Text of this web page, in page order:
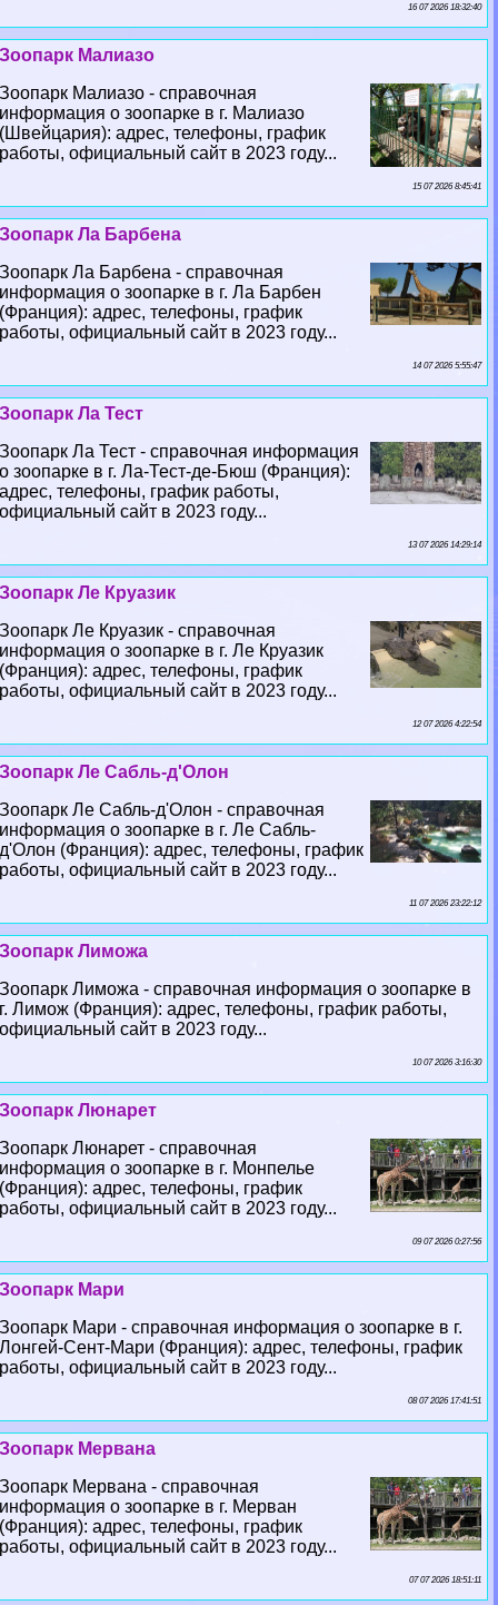
16 07 2026 18:32:40
Зоопарк Малиазо
Зоопарк Малиазо - справочная
информация о зоопарке в г. Малиазо
(Швейцария): адрес, телефоны, график
работы, официальный сайт в 2023 году...
15 07 2026 8:45:41
Зоопарк Ла Барбена
Зоопарк Ла Барбена - справочная
информация о зоопарке в г. Ла Барбен
(Франция): адрес, телефоны, график
работы, официальный сайт в 2023 году...
14 07 2026 5:55:47
Зоопарк Ла Тест
Зоопарк Ла Тест - справочная информация
о зоопарке в г. Ла-Тест-де-Бюш (Франция):
адрес, телефоны, график работы,
официальный сайт в 2023 году...
13 07 2026 14:29:14
Зоопарк Ле Круазик
Зоопарк Ле Круазик - справочная
информация о зоопарке в г. Ле Круазик
(Франция): адрес, телефоны, график
работы, официальный сайт в 2023 году...
12 07 2026 4:22:54
Зоопарк Ле Сабль-д'Олон
Зоопарк Ле Сабль-д'Олон - справочная
информация о зоопарке в г. Ле Сабль-
д'Олон (Франция): адрес, телефоны, график
работы, официальный сайт в 2023 году...
11 07 2026 23:22:12
Зоопарк Лиможа
Зоопарк Лиможа - справочная информация о зоопарке в
г. Лимож (Франция): адрес, телефоны, график работы,
официальный сайт в 2023 году...
10 07 2026 3:16:30
Зоопарк Люнарет
Зоопарк Люнарет - справочная
информация о зоопарке в г. Монпелье
(Франция): адрес, телефоны, график
работы, официальный сайт в 2023 году...
09 07 2026 0:27:56
Зоопарк Мари
Зоопарк Мари - справочная информация о зоопарке в г.
Лонгeй-Сент-Мари (Франция): адрес, телефоны, график
работы, официальный сайт в 2023 году...
08 07 2026 17:41:51
Зоопарк Мервана
Зоопарк Мервана - справочная
информация о зоопарке в г. Мерван
(Франция): адрес, телефоны, график
работы, официальный сайт в 2023 году...
07 07 2026 18:51:11